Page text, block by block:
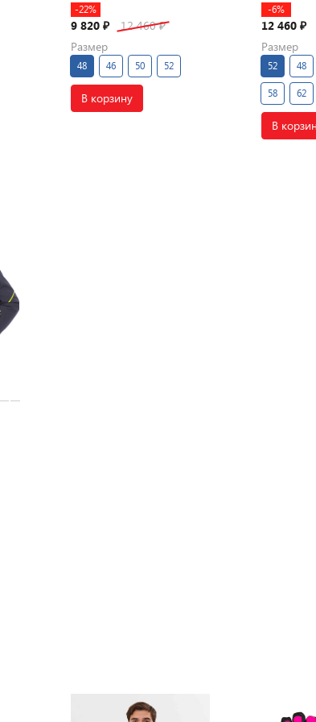
-22%
9 820₽ 12 460₽
Размер
48 46 50 52
В корзину
-6%
12 460 ₽
Размер
52 48
58 62
В